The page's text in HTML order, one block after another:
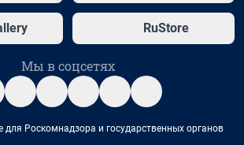
RuStore
Мы в соцсетях
для Роскомнадзора и государственных органов